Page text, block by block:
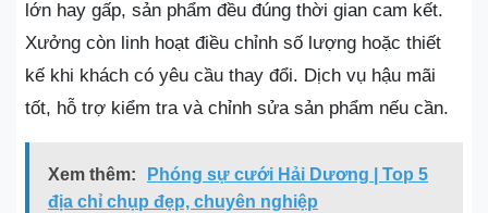
lớn hay gấp, sản phẩm đều đúng thời gian cam kết.
Xưởng còn linh hoạt điều chỉnh số lượng hoặc thiết
kế khi khách có yêu cầu thay đổi. Dịch vụ hậu mãi
tốt, hỗ trợ kiểm tra và chỉnh sửa sản phẩm nếu cần.
Xem thêm:
Phóng sự cưới Hải Dương | Top 5
địa chỉ chụp đẹp, chuyên nghiệp